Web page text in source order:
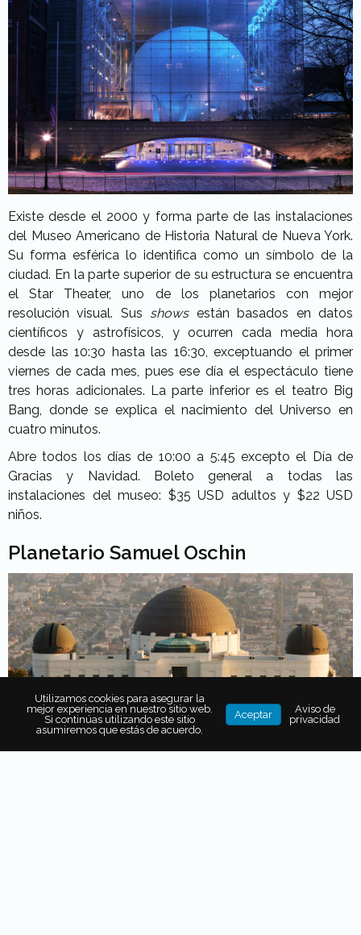
Existe desde el 2000 y forma parte de las instalaciones
del Museo Americano de Historia Natural de Nueva York.
Su forma esférica lo identifica como un símbolo de la
ciudad. En la parte superior de su estructura se encuentra
el Star Theater, uno de los planetarios con mejor
resolución visual. Sus showsestán basados en datos
científicos y astrofísicos, y ocurren cada media hora
desde las 10:30 hasta las 16:30, exceptuando el primer
viernes de cada mes, pues ese día el espectáculo tiene
tres horas adicionales. La parte inferior es el teatro Big
Bang, donde se explica el nacimiento del Universo en
cuatro minutos.
Abre todos los días de 10:00 a 5:45 excepto el Día de
Gracias y Navidad. Boleto general a todas las
instalaciones del museo: $35 USD adultos y $22 USD
niños.
Planetario Samuel Oschin
Utilizamos cookies para asegurar la
mejor experiencia en nuestro sitio web.
Si continúas utilizando este sitio
asumiremos que estás de acuerdo.
Aceptar
Aviso de
privacidad